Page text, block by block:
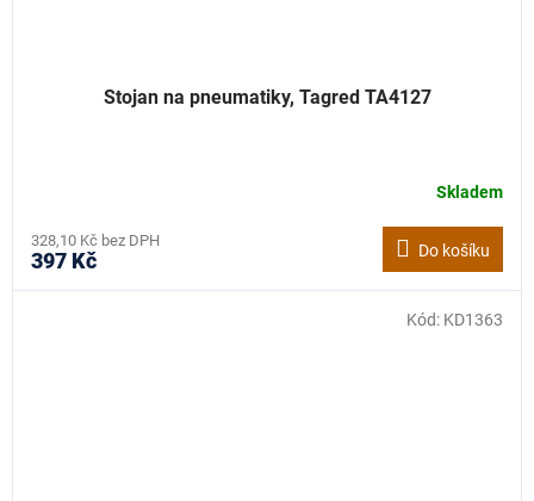
Stojan na pneumatiky, Tagred TA4127
Skladem
328,10 Kč bez DPH
397 Kč Do košíku
Kód: KD1363